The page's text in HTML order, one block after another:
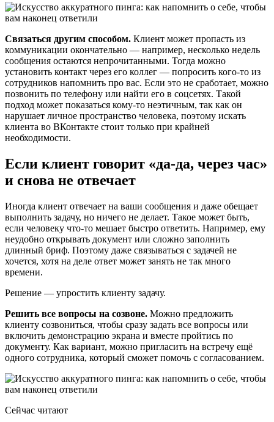
Связаться другим способом. Клиент может пропасть из
коммуникации окончательно — например, несколько недель
сообщения остаются непрочитанными. Тогда можно
установить контакт через его коллег — попросить кого-то из
сотрудников напомнить про вас. Если это не сработает, можно
позвонить по телефону или найти его в соцсетях. Такой
подход может показаться кому-то неэтичным, так как он
нарушает личное пространство человека, поэтому искать
клиента во ВКонтакте стоит только при крайней
необходимости.
Если клиент говорит «да-да, через час»
и снова не отвечает
Иногда клиент отвечает на ваши сообщения и даже обещает
выполнить задачу, но ничего не делает. Такое может быть,
если человеку что-то мешает быстро ответить. Например, ему
неудобно открывать документ или сложно заполнить
длинный бриф. Поэтому даже связываться с задачей не
хочется, хотя на деле ответ может занять не так много
времени.
Решение — упростить клиенту задачу.
Решить все вопросы на созвоне. Можно предложить
клиенту созвониться, чтобы сразу задать все вопросы или
включить демонстрацию экрана и вместе пройтись по
документу. Как вариант, можно пригласить на встречу ещё
одного сотрудника, который сможет помочь с согласованием.
Сейчас читают